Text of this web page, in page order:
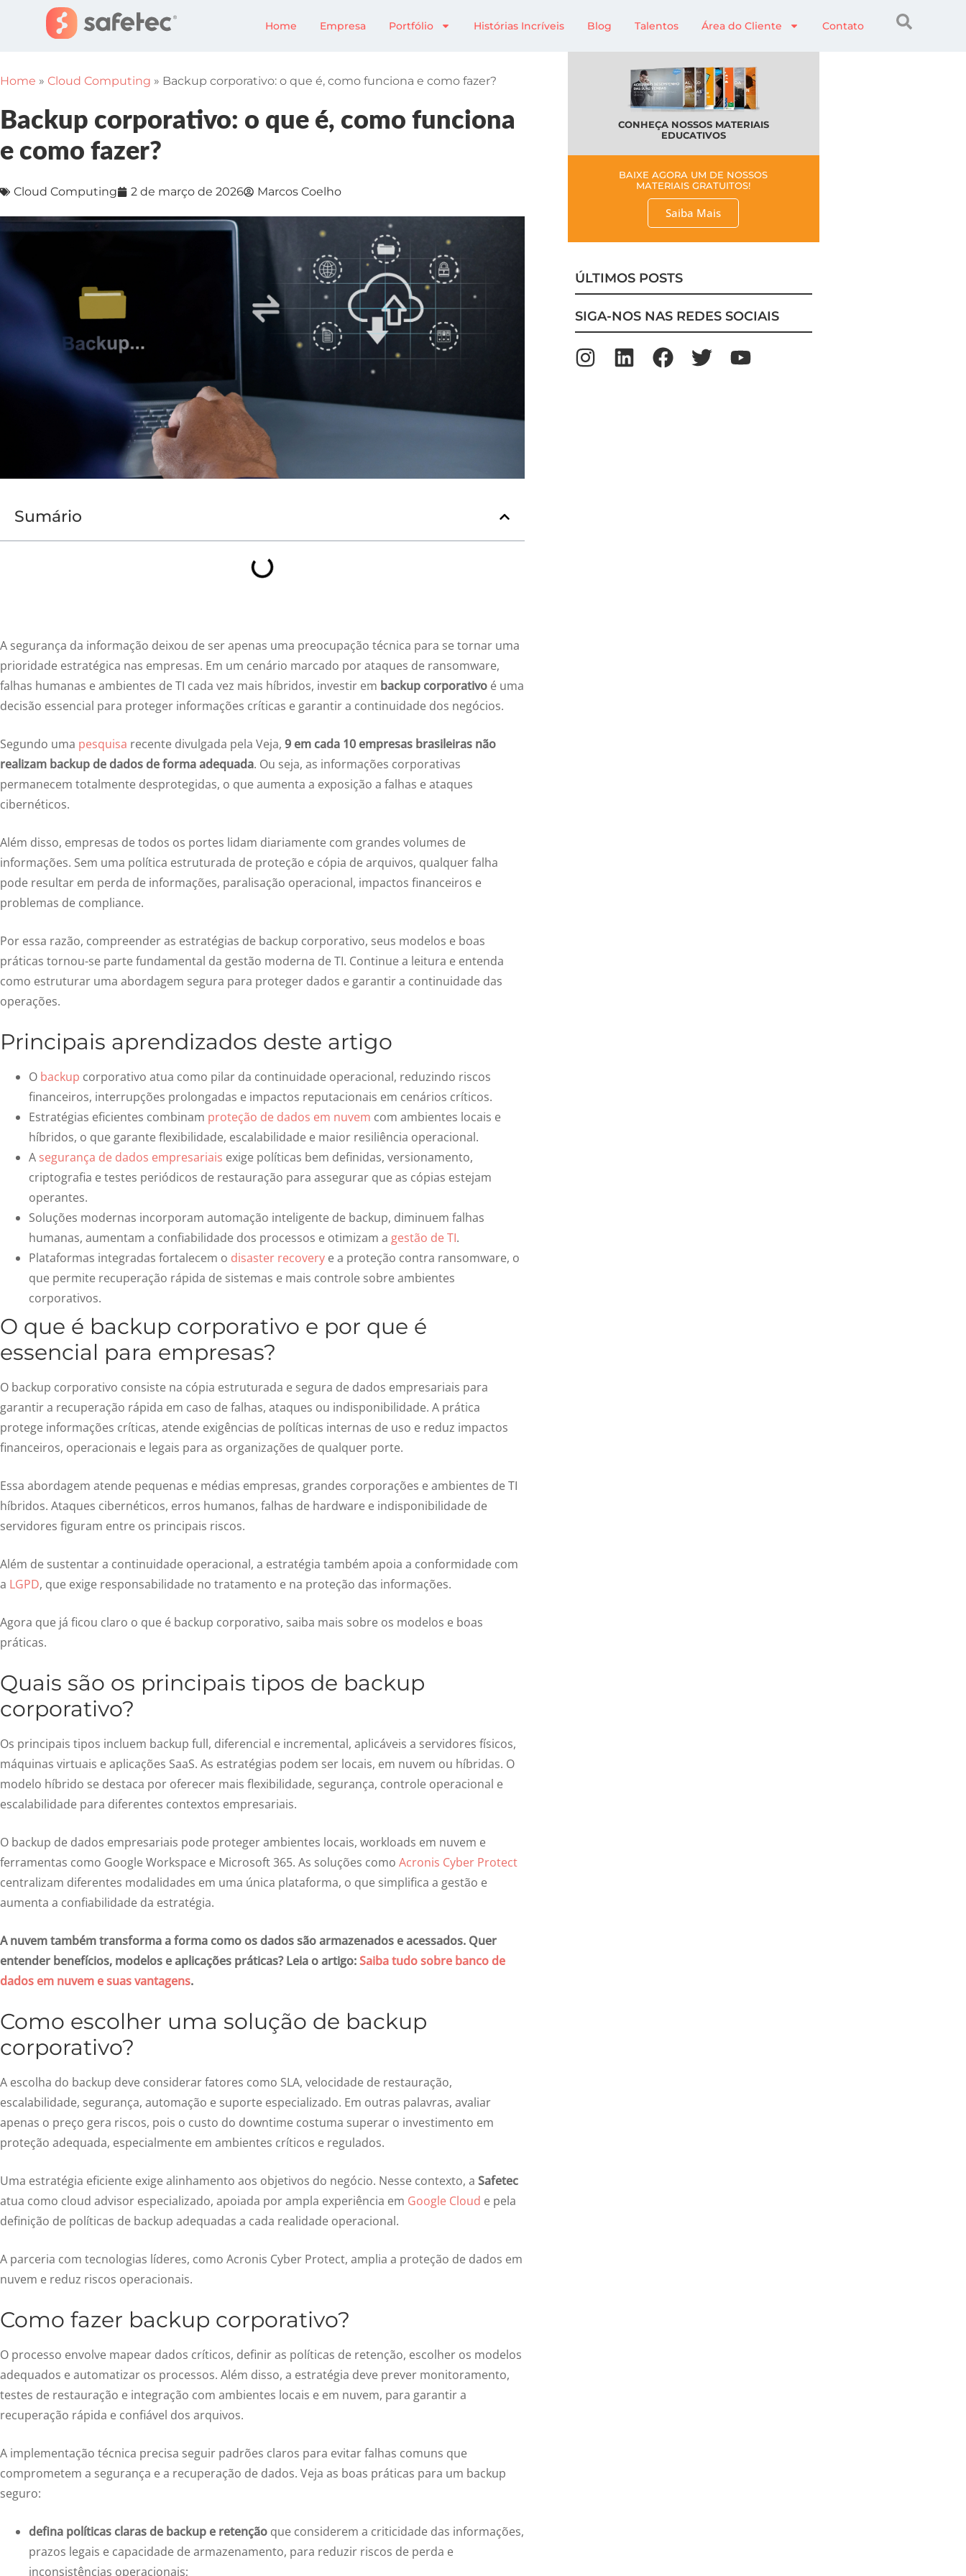
Home Empresa Portfólio Histórias Incríveis Blog Talentos Área do Cliente Contato
Home » Cloud Computing » Backup corporativo: o que é, como funciona e como fazer?
Backup corporativo: o que é, como funciona
e como fazer?
Cloud Computing 2 de março de 2026 Marcos Coelho
Sumário
A segurança da informação deixou de ser apenas uma preocupação técnica para se tornar uma
prioridade estratégica nas empresas. Em um cenário marcado por ataques de ransomware,
falhas humanas e ambientes de TI cada vez mais híbridos, investir em backup corporativo é uma
decisão essencial para proteger informações críticas e garantir a continuidade dos negócios.
Segundo uma pesquisa recente divulgada pela Veja, 9 em cada 10 empresas brasileiras não
realizam backup de dados de forma adequada. Ou seja, as informações corporativas
permanecem totalmente desprotegidas, o que aumenta a exposição a falhas e ataques
cibernéticos.
Além disso, empresas de todos os portes lidam diariamente com grandes volumes de
informações. Sem uma política estruturada de proteção e cópia de arquivos, qualquer falha
pode resultar em perda de informações, paralisação operacional, impactos financeiros e
problemas de compliance.
Por essa razão, compreender as estratégias de backup corporativo, seus modelos e boas
práticas tornou-se parte fundamental da gestão moderna de TI. Continue a leitura e entenda
como estruturar uma abordagem segura para proteger dados e garantir a continuidade das
operações.
Principais aprendizados deste artigo
O backup corporativo atua como pilar da continuidade operacional, reduzindo riscos
financeiros, interrupções prolongadas e impactos reputacionais em cenários críticos.
Estratégias eficientes combinam proteção de dados em nuvem com ambientes locais e
híbridos, o que garante flexibilidade, escalabilidade e maior resiliência operacional.
A segurança de dados empresariais exige políticas bem definidas, versionamento,
criptografia e testes periódicos de restauração para assegurar que as cópias estejam
operantes.
Soluções modernas incorporam automação inteligente de backup, diminuem falhas
humanas, aumentam a confiabilidade dos processos e otimizam a gestão de TI.
Plataformas integradas fortalecem o disaster recovery e a proteção contra ransomware, o
que permite recuperação rápida de sistemas e mais controle sobre ambientes
corporativos.
O que é backup corporativo e por que é
essencial para empresas?
O backup corporativo consiste na cópia estruturada e segura de dados empresariais para
garantira recuperação rápida em caso de falhas, ataques ou indisponibilidade. A prática
protege informações críticas, atende exigências de políticas internas de uso e reduz impactos
financeiros, operacionais e legais para as organizações de qualquer porte.
Essa abordagem atende pequenas e médias empresas, grandes corporações e ambientes de TI
híbridos. Ataques cibernéticos, erros humanos, falhas de hardware e indisponibilidade de
servidores figuram entre os principais riscos.
Além de sustentar a continuidade operacional, a estratégia também apoia a conformidade com
a LGPD, que exige responsabilidade no tratamento e na proteção das informações.
Agora que já ficou claro o que é backup corporativo, saiba mais sobre os modelos e boas
práticas.
Quais são os principais tipos de backup
corporativo?
Os principais tipos incluem backup full, diferencial e incremental, aplicáveis a servidores físicos,
máquinas virtuais e aplicações SaaS. As estratégias podem ser locais, em nuvem ou híbridas. O
modelo híbrido se destaca por oferecer mais flexibilidade, segurança, controle operacional e
escalabilidade para diferentes contextos empresariais.
O backup de dados empresariais pode proteger ambientes locais, workloads em nuvem e
ferramentas como Google Workspace e Microsoft 365. As soluções como Acronis Cyber Protect
centralizam diferentes modalidades em uma única plataforma, o que simplifica a gestão e
aumenta a confiabilidade da estratégia.
A nuvem também transforma a forma como os dados são armazenados e acessados. Quer
entender benefícios, modelos e aplicações práticas? Leia o artigo:Saiba tudo sobre banco de
dados em nuvem e suas vantagens.
Como escolher uma solução de backup
corporativo?
A escolha do backup deve considerar fatores como SLA, velocidade de restauração,
escalabilidade, segurança, automação e suporte especializado. Em outras palavras, avaliar
apenas o preço gera riscos, pois o custo do downtime costuma superar o investimento em
proteção adequada, especialmente em ambientes críticos e regulados.
Uma estratégia eficiente exige alinhamento aos objetivos do negócio. Nesse contexto, a Safetec
atua como cloud advisor especializado, apoiada por ampla experiência em Google Cloud e pela
definição de políticas de backup adequadas a cada realidade operacional.
A parceria com tecnologias líderes, como Acronis Cyber Protect, amplia a proteção de dados em
nuvem e reduz riscos operacionais.
Como fazer backup corporativo?
O processo envolve mapear dados críticos, definir as políticas de retenção, escolher os modelos
adequados e automatizar os processos. Além disso, a estratégia deve prever monitoramento,
testes de restauração e integração com ambientes locais e em nuvem, para garantir a
recuperação rápida e confiável dos arquivos.
A implementação técnica precisa seguir padrões claros para evitar falhas comuns que
comprometem a segurança e a recuperação de dados. Veja as boas práticas para um backup
seguro:
defina políticas claras de backup e retenção que considerem a criticidade das informações,
prazos legais e capacidade de armazenamento, para reduzir riscos de perda e
inconsistências operacionais;
CONHEÇA NOSSOS MATERIAIS
EDUCATIVOS
BAIXE AGORA UM DE NOSSOS
MATERIAIS GRATUITOS!
Saiba Mais
ÚLTIMOS POSTS
SIGA-NOS NAS REDES SOCIAIS